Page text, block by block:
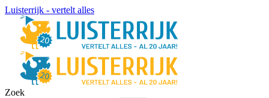
Luisterrijk - vertelt alles
Zoek